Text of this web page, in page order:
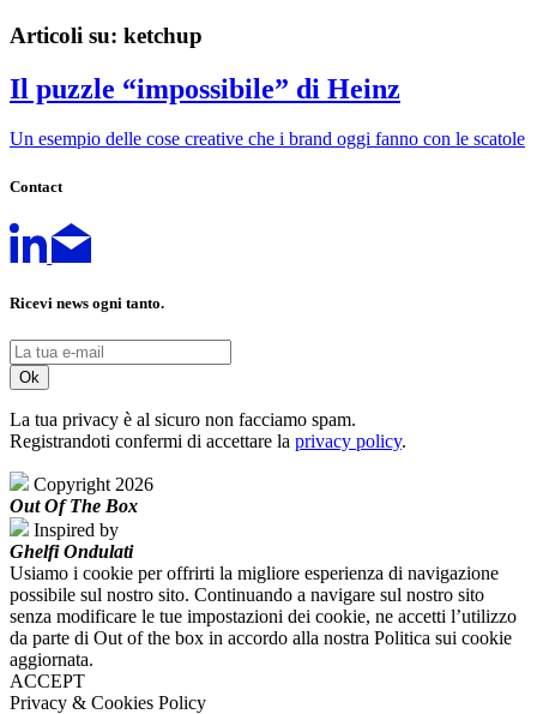
Articoli su: ketchup
Il puzzle “impossibile” di Heinz
Un esempio delle cose creative che i brand oggi fanno con le scatole
Contact
Ricevi news ogni tanto.
La tua privacy è al sicuro non facciamo spam.
Registrandoti confermi di accettare la privacy policy.
Copyright 2026
Out Of The Box
Inspired by
Ghelfi Ondulati
Usiamo i cookie per offrirti la migliore esperienza di navigazione
possibile sul nostro sito. Continuando a navigare sul nostro sito
senza modificare le tue impostazioni dei cookie, ne accetti l’utilizzo
da parte di Out of the box in accordo alla nostra Politica sui cookie
aggiornata.
ACCEPT
Privacy & Cookies Policy